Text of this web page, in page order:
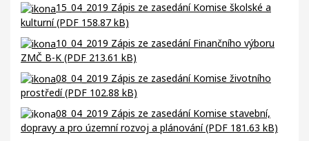
15_04_2019 Zápis ze zasedání Komise školské a
kulturní (PDF 158.87 kB)
10_04_2019 Zápis ze zasedání Finančního výboru
ZMČ B-K (PDF 213.61 kB)
08_04_2019 Zápis ze zasedání Komise životního
prostředí (PDF 102.88 kB)
08_04_2019 Zápis ze zasedání Komise stavební,
dopravy a pro územní rozvoj a plánování (PDF 181.63 kB)